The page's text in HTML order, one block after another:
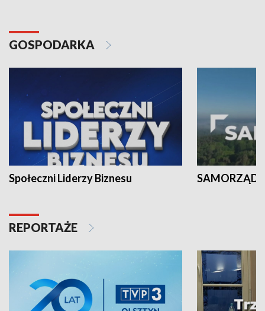
GOSPODARKA
Społeczni Liderzy Biznesu SAMORZĄD
REPORTAŻE